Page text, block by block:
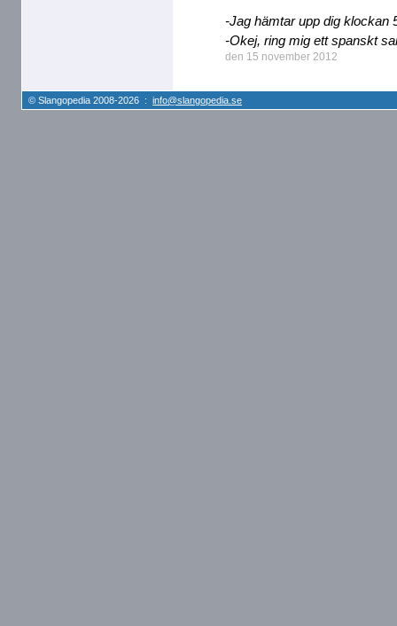
-Jag hämtar upp dig klockan
-Okej, ring mig ett spanskt
den 15 november 2012
© Slangopedia 2008-2026 : info@slangopedia.se